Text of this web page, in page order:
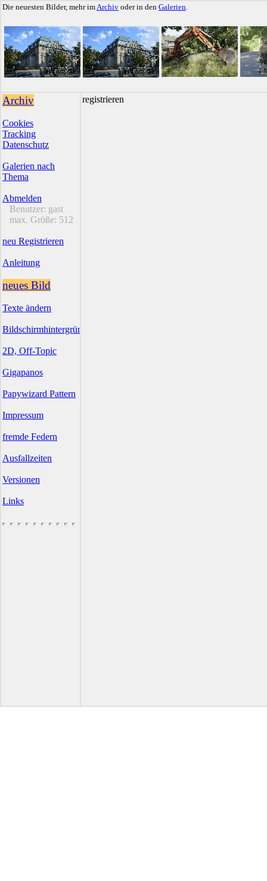
Die neuesten Bilder, mehr imArchiv oder in den Galerien.
Archiv
Cookies
Tracking
Datenschutz
Galerien nach
Thema
Abmelden
Benutzer: gast
max. Größe: 512
neu Registrieren
Anleitung
neues Bild
Texte ändern
Bildschirmhintergründe
2D, Off-Topic
Gigapanos
Papywizard Pattern
Impressum
fremde Federn
Ausfallzeiten
Versionen
Links
registrieren